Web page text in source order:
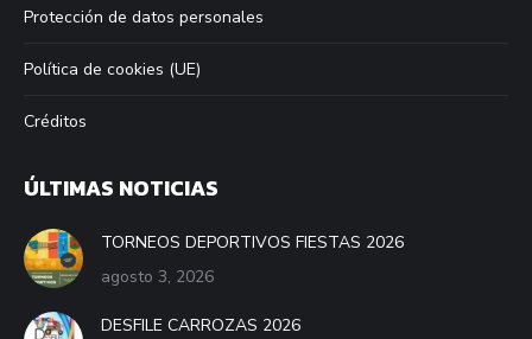
Protección de datos personales
Política de cookies (UE)
Créditos
ÚLTIMAS NOTICIAS
TORNEOS DEPORTIVOS FIESTAS 2026
agosto 3, 2026
DESFILE CARROZAS 2026